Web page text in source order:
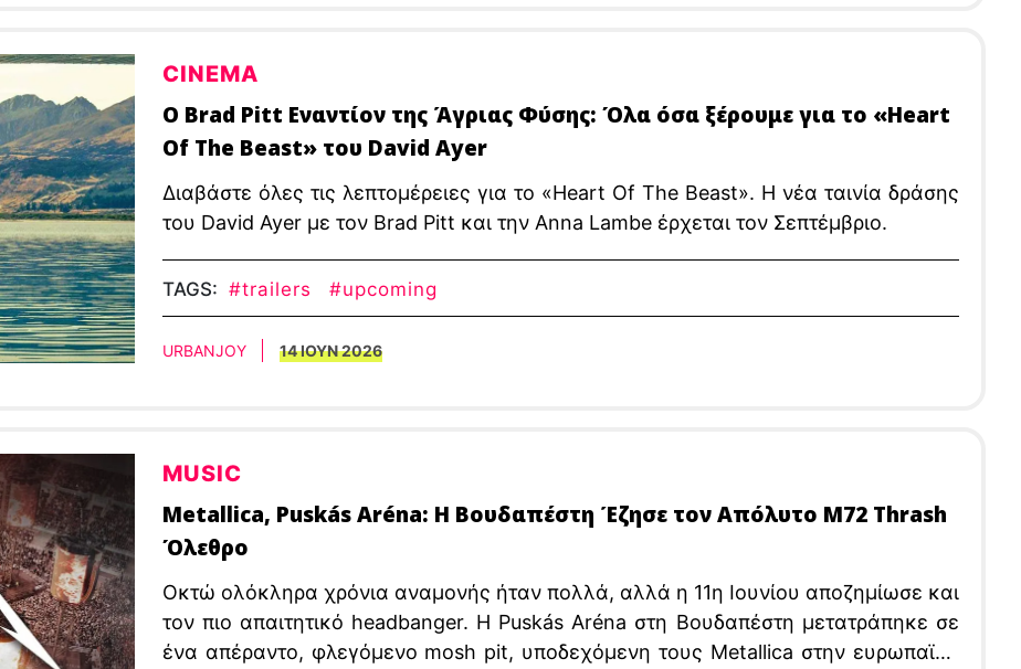
CINEMA
Ο Brad Pitt Εναντίον της Άγριας Φύσης: Όλα όσα ξέρουμε για το «Heart
Of The Beast» του David Ayer
Διαβάστε όλες τις λεπτομέρειες για το «Heart Of The Beast». Η νέα ταινία δράσης
του David Ayer με τον Brad Pitt και την Anna Lambe έρχεται τον Σεπτέμβριο.
TAGS: #trailers #upcoming
URBANJOY 14 ΙΟΥΝ 2026
MUSIC
Metallica, Puskás Aréna: Η Βουδαπέστη Έζησε τον Απόλυτο M72 Thrash
Όλεθρο
Οκτώ ολόκληρα χρόνια αναμονής ήταν πολλά, αλλά η 11η Ιουνίου αποζημίωσε και
τον πιο απαιτητικό headbanger. Η Puskás Aréna στη Βουδαπέστη μετατράπηκε σε
ένα απέραντο, φλεγόμενο mosh pit, υποδεχόμενη τους Metallica στην ευρωπαϊκή